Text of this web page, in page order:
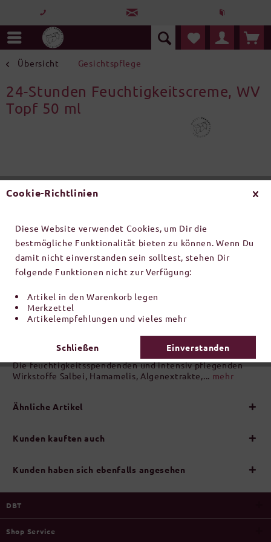
Übersicht Gesichtspflege
24-Stunden Feuchtigkeitscreme, WV
Topf 50 ml
inkl. MwSt.zzgl. Versandkosten
Artikel-Nr.: N340403
Beschreibung
Die feuchtigkeitsspendenden und intensiv pflegenden
Wirkstoffe Salbei, Hamamelis, Algenextrakte,... mehr
Ähnliche Artikel
Kunden kauften auch
Kunden haben sich ebenfalls angesehen
DBT
Shop Service
Cookie-Richtlinien
Diese Website verwendet Cookies, um Dir die
bestmögliche Funktionalität bieten zu können. Wenn Du
damit nicht einverstanden sein solltest, stehen Dir
folgende Funktionen nicht zur Verfügung:
Artikel in den Warenkorb legen
Merkzettel
Artikelempfehlungen und vieles mehr
Einverstanden
Schließen